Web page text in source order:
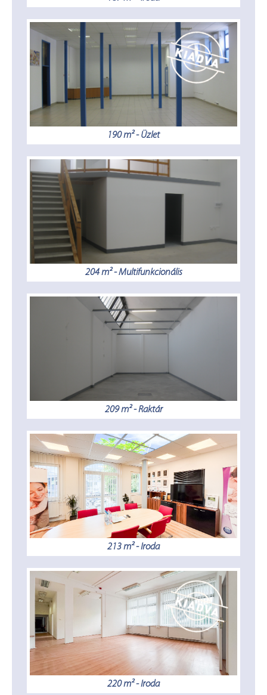
190 m² - Üzlet
204 m² - Multifunkcionális
209 m² - Raktár
213 m² - Iroda
220 m² - Iroda